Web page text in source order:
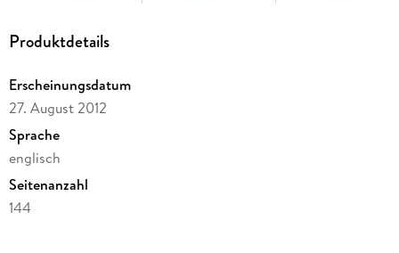
Extracted Behavioral Features to Improve Privacy for Shared
Emergency Health Situations.
Produktdetails
Erscheinungsdatum
27. August 2012
Sprache
englisch
Seitenanzahl
144